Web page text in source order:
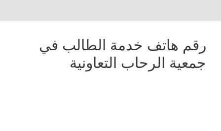
رقم هاتف خدمة الطالب في
جمعية الرحاب التعاونية